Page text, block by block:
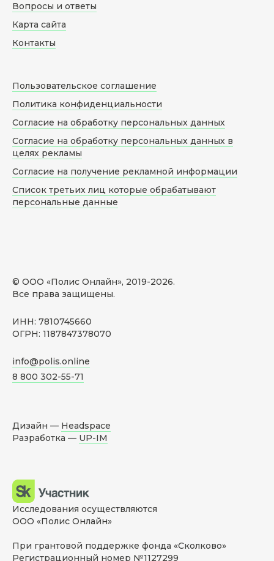
© ООО «Полис Онлайн», 2019-2026.
Все права защищены.
ИНН: 7810745660
ОГРН: 1187847378070
info@polis.online
8 800 302-55-71
Вопросы и ответы
Карта сайта
Контакты
Пользовательское соглашение
Политика конфиденциальности
Согласие на обработку персональных данных
Согласие на обработку персональных данных в
целях рекламы
Согласие на получение рекламной информации
Список третьих лиц которые обрабатывают
персональные данные
Дизайн — Headspace
Разработка — UP-IM
Исследования осуществляются
ООО «Полис Онлайн»
При грантовой поддержке фонда «Сколково»
Регистрационный номер №1127299